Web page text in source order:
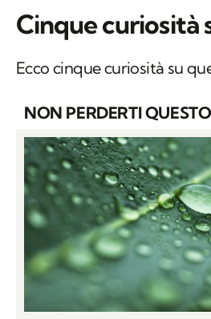
Cinque curiosità
Ecco cinque curiosità su
NON PERDERTI